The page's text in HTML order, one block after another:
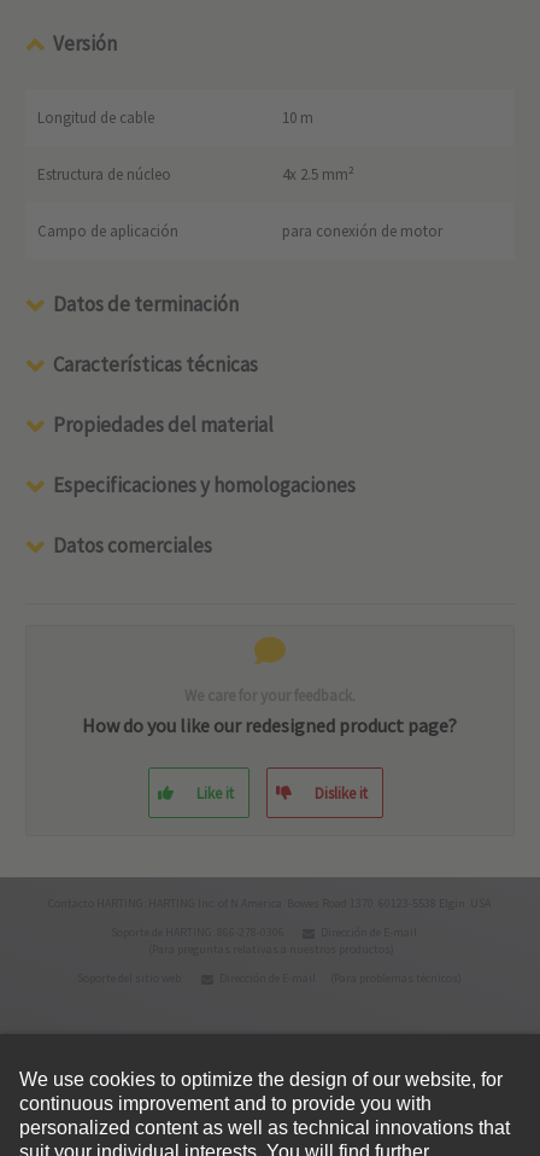
Versión
Longitud de cable 10 m
Estructura de núcleo 4x 2.5 mm²
Campo de aplicación para conexión de motor
Datos de terminación
Características técnicas
Propiedades del material
Especificaciones y homologaciones
Datos comerciales
How do you like our redesigned product page?
Like it Dislike it
© HARTING Technology Group
Inicio
Política de privacidad Condiciones de uso Condiciones de venta Política de cookies